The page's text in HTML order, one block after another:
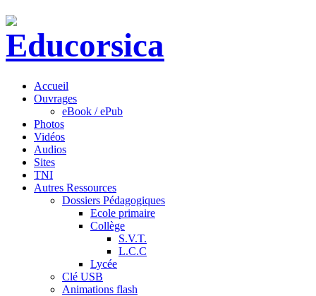
Accueil
Ouvrages
eBook / ePub
Photos
Vidéos
Audios
Sites
TNI
Autres Ressources
Dossiers Pédagogiques
Ecole primaire
Collège
S.V.T.
L.C.C
Lycée
Clé USB
Animations flash